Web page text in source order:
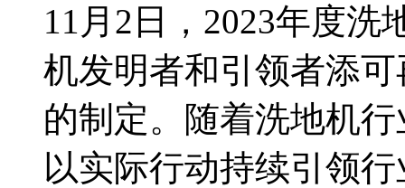
11月2日，2023年度洗
机发明者和引领者添
的制定。随着洗地机
以实际行动持续引领